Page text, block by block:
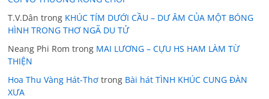
T.V.Dân trong KHÚC TÍM DƯỚI CẦU – DƯ ÂM CỦA MỘT BÓNG
HÌNH TRONG THƠ NGÃ DU TỬ
Neang Phi Rom trong MAI LƯƠNG – CỰU HS HAM LÀM TỪ
THIỆN
Hoa Thu Vàng Hát-Thơ trong Bài hát TÌNH KHÚC CUNG ĐÀN
XƯA